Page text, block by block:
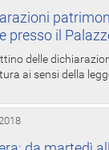
presso il
delle
ai sensi della